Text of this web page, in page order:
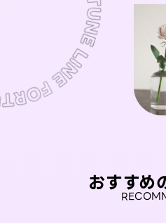
おすすめ